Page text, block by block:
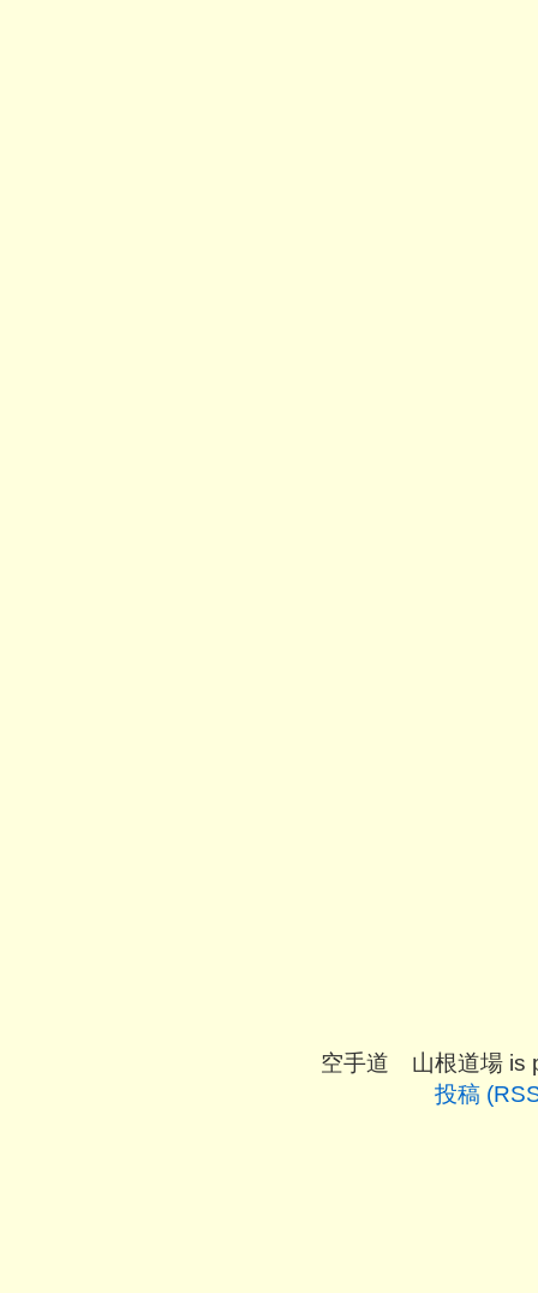
空手道 山根道場 is
投稿